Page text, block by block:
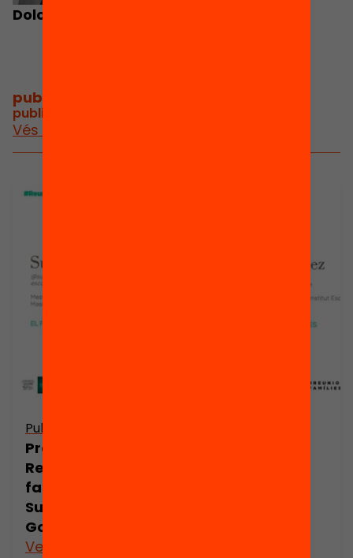
Dolors Gibert
publicacions i vídeos
publicacions i vídeos relacionats
Vés a publicacions i vídeos
Publicació
Presentació:
Reunions
famílies per
Susagna
Gonzàlez
Veure’n més